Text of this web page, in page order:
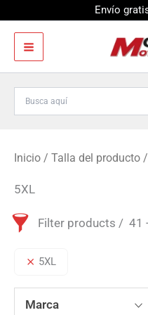
contenido
Envío
Inicio / Talla del producto /
5XL
Filter products 41
5XL
Marca